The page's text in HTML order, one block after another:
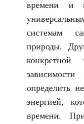
времени и
системам
природы.
конкретной
определить
энергией,
времени.